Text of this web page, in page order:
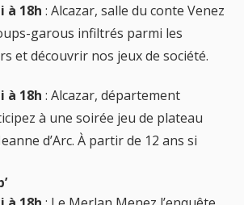
à 18h : Alcazar, salle du conte Venez
garous infiltrés parmi les
et découvrir nos jeux de société.
à 18h : Alcazar, département
à une soirée jeu de plateau
d’Arc. À partir de 12 ans si